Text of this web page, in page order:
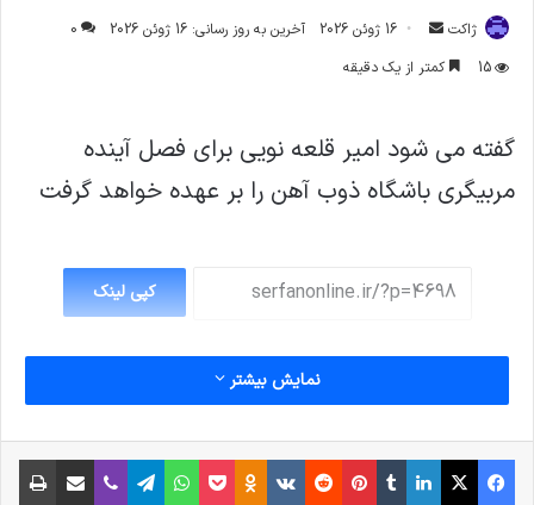
ژاکت
ارسال
ایمیل
16 ژوئن 2026 آخرین به روز رسانی: 16 ژوئن 2026
0
15
کمتر از یک دقیقه
گفته می شود امیر قلعه نویی برای فصل آینده
مربیگری باشگاه ذوب آهن را بر عهده خواهد گرفت
کپی لینک
نمایش بیشتر
فیس بوک X لینکدین
‫تامبلر‫پین‌ترست
‫رددیت‫VKontakte
‫Odnoklassniki
پاکتواتس آپ تلگراموایبر اشتراک گذاری از طریق ایمیل